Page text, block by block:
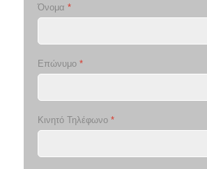
Όνομα *
Επώνυμο *
Κινητό Τηλέφωνο *